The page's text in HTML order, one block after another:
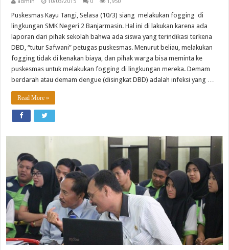
admin 10/03/2015 0 1,950
Puskesmas Kayu Tangi, Selasa (10/3) siang melakukan fogging di
lingkungan SMK Negeri 2 Banjarmasin. Hal ini di lakukan karena ada
laporan dari pihak sekolah bahwa ada siswa yang terindikasi terkena
DBD, “tutur Safwani” petugas puskesmas. Menurut beliau, melakukan
fogging tidak di kenakan biaya, dan pihak warga bisa meminta ke
puskesmas untuk melakukan fogging di lingkungan mereka. Demam
berdarah atau demam dengue (disingkat DBD) adalah infeksi yang …
Read More »